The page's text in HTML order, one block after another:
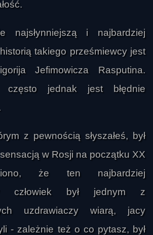
najsłynniejszą i najbardziej
takiego prześmiewcy jest
Jefimowicza Rasputina.
często jednak jest błędnie
z pewnością słyszałeś, był
w Rosji na początku XX
że ten najbardziej
człowiek był jednym z
uzdrawiaczy wiarą, jacy
- zależnie też o co pytasz, był